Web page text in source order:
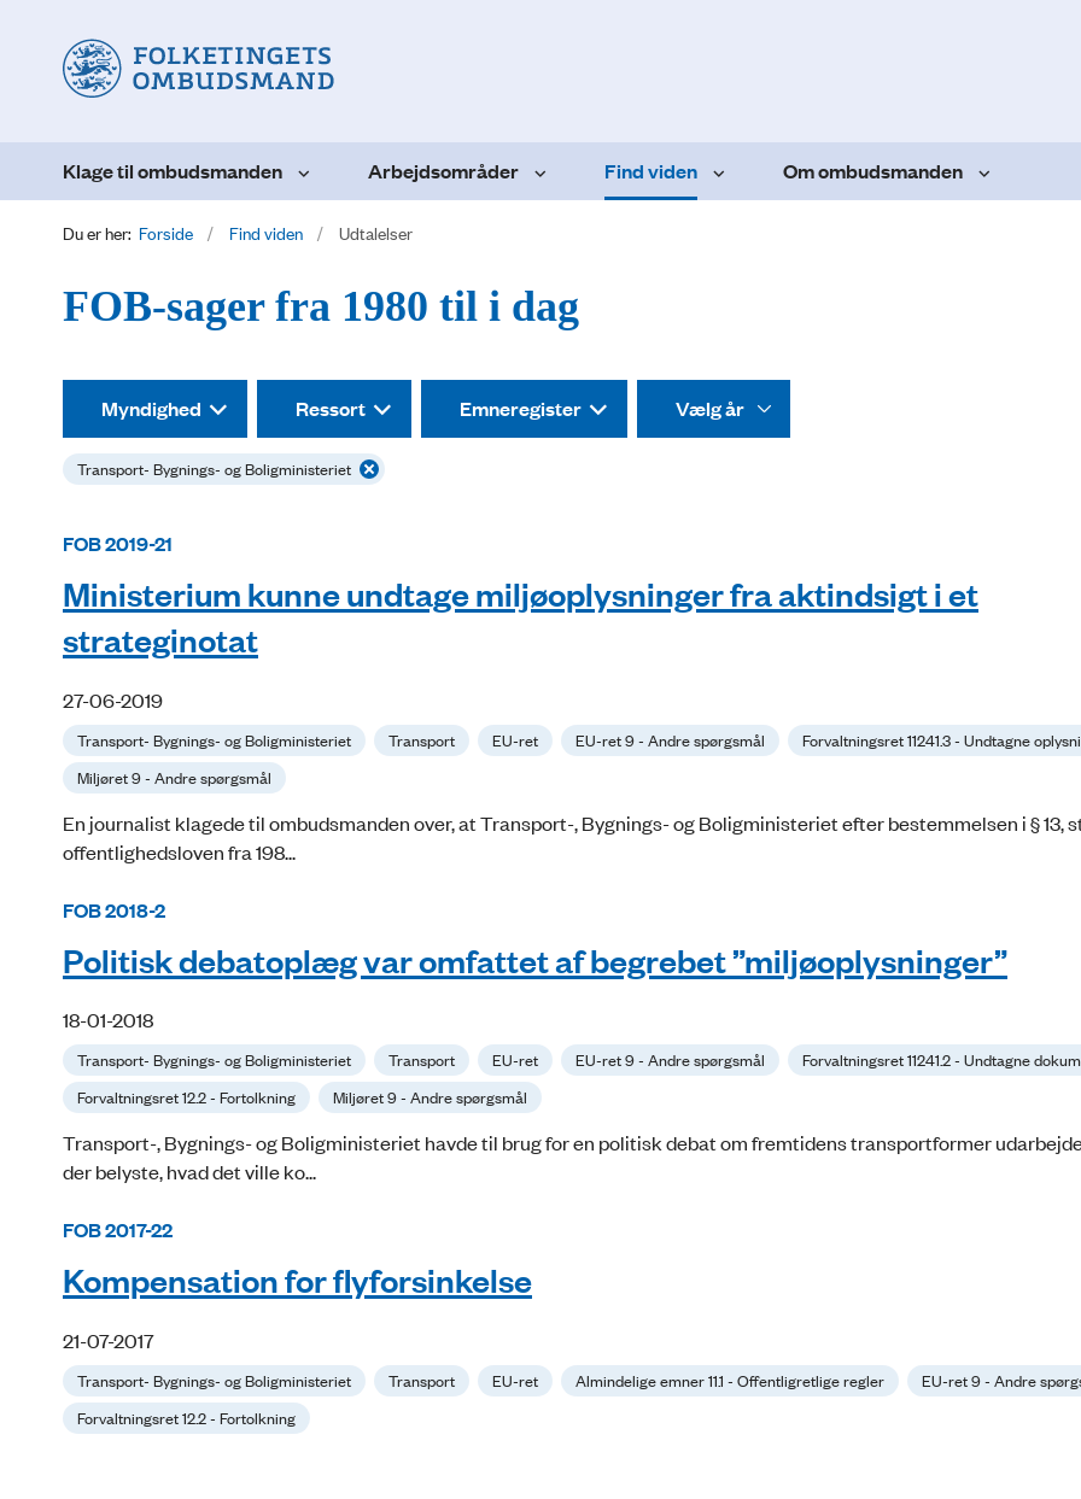
Klage til ombudsmanden Arbejdsområder Find viden Om ombudsmanden
Du er her: Forside Find viden Udtalelser
FOB-sager fra 1980 til i dag
Myndighed Ressort Emneregister
Transport- Bygnings- og Boligministeriet
FOB 2019-21
Ministerium kunne undtage miljøoplysninger fra aktindsigt i et
strateginotat
27-06-2019
Transport- Bygnings- og Boligministeriet Transport EU-ret EU-ret 9 - Andre spørgsmål
Forvaltningsret 11241.3 - Undtagne
Miljøret 9 - Andre spørgsmål
En journalist klagede til ombudsmanden over, at Transport-, Bygnings- og Boligministeriet efter bestemmelsen i § 13,
offentlighedsloven fra 198...
FOB 2018-2
Politisk debatoplæg var omfattet af begrebet ”miljøoplysninger”
18-01-2018
Transport- Bygnings- og Boligministeriet Transport EU-ret EU-ret 9 - Andre spørgsmål
Forvaltningsret 11241.2 - Undtagne
Forvaltningsret 12.2 - Fortolkning
Miljøret 9 - Andre spørgsmål
Transport-, Bygnings- og Boligministeriet havde til brug for en politisk debat om fremtidens transportformer
der belyste, hvad det ville ko...
FOB 2017-22
Kompensation for flyforsinkelse
21-07-2017
Transport- Bygnings- og Boligministeriet Transport EU-ret Almindelige emner 11.1 - Offentligretlige regler
EU-ret 9 - Andre
Forvaltningsret 12.2 - Fortolkning